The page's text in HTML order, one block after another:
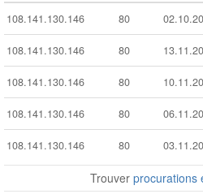
108.141.130.146 80
108.141.130.146 80
108.141.130.146 80
108.141.130.146 80
108.141.130.146 80
Trouverprocurations